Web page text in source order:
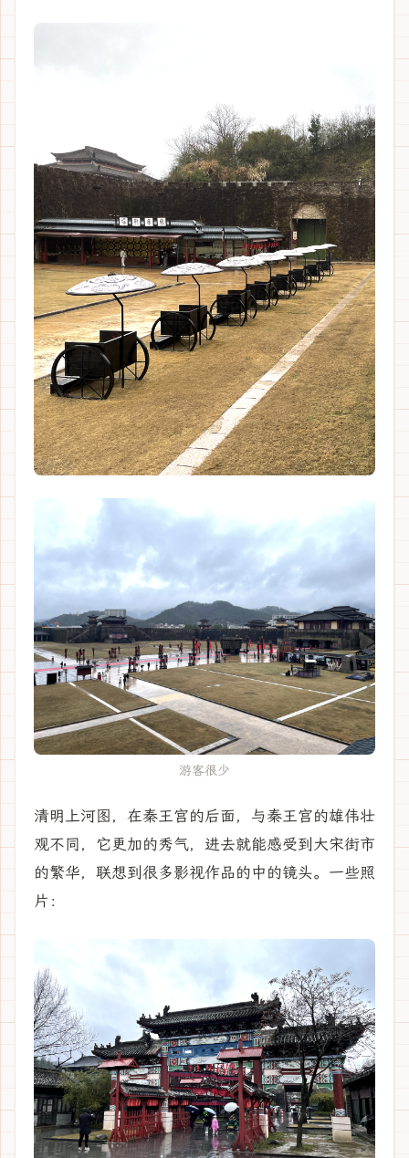
游客很少
清明上河图，在秦王宫的后面，与秦王宫的雄伟壮
观不同，它更加的秀气，进去就能感受到大宋街市
的繁华，联想到很多影视作品的中的镜头。一些照
片：